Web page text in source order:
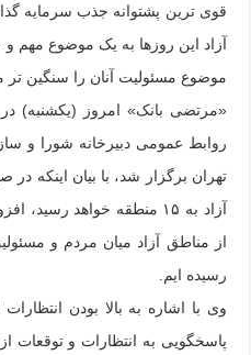
قوی ترین پشتوانه جذب سرمایه
آزاد این روزها به یک موضوع مهم
موضوع مسئولیت آنان را سنگین تر
«مرتضی بانک» امروز (یکشنبه)
روابط عمومی دبیرخانه شورا و
تهران برگزار شد، با بیان اینکه
آزاد به ۱۵ منطقه خواهد
از مناطق آزاد میان مردم و
رسیده ایم.
وی با اشاره به بالا بودن
پاسخگویی به انتظارات و توقعات